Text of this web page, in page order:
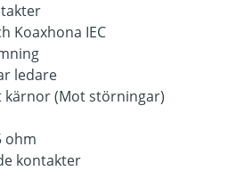
Koaxhona IEC
ledare
kärnor (Mot störningar)
ohm
kontakter